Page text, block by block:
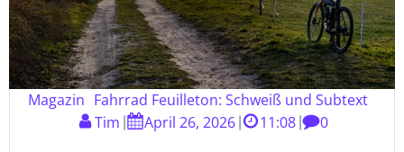
Magazin Fahrrad Feuilleton: Schweiß und Subtext
Tim
April 26, 2026 11:08 0